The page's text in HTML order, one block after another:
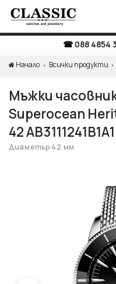
088 4854
Начало Всички продукти
Мъжки
Superocean
42 AB3111241B1A1
Диаметър 42 мм